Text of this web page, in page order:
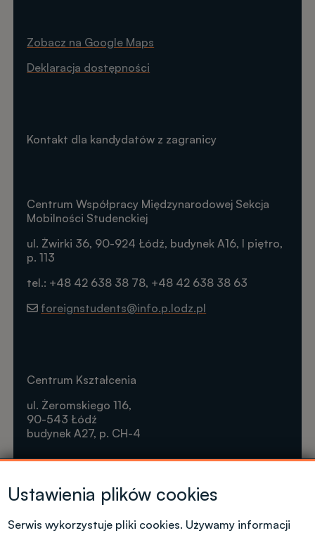
Zobacz na Google Maps
Deklaracja dostępności
Kontakt dla kandydatów z zagranicy
Centrum Współpracy Międzynarodowej Sekcja
Mobilności Studenckiej
ul. Żwirki 36, 90-924 Łódź, budynek A16, I piętro,
p. 113
tel.: +48 42 638 38 78, +48 42 638 38 63
foreignstudents@info.p.lodz.pl
Centrum Kształcenia
ul. Żeromskiego 116,
90-543 Łódź
budynek A27, p. CH-4
Krótkie formy kształcenia
Tel. +48 42 631 23 14
microcredentials@info.p.lodz.pl
Ustawienia plików cookies
Serwis wykorzystuje pliki cookies. Używamy informacji